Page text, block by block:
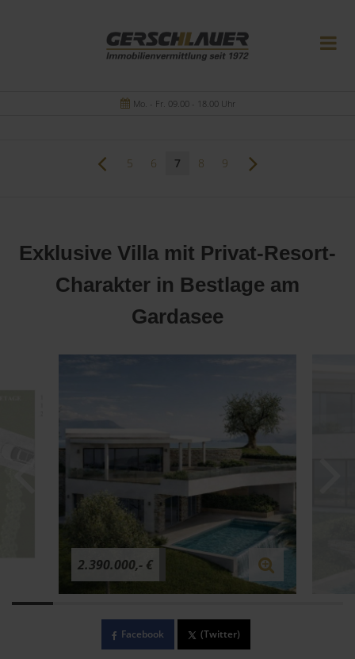
Mo. - Fr. 09.00 - 18.00 Uhr
5 6 7 8 9
Exklusive Villa mit Privat-Resort-
Charakter in Bestlage am
Gardasee
2.390.000,- €
Facebook (Twitter)